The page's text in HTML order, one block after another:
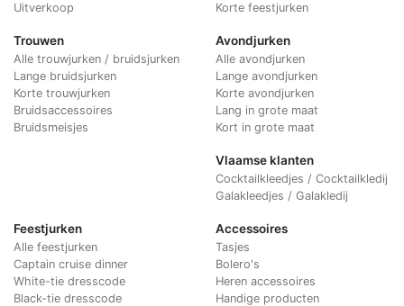
Uitverkoop
Trouwen
Alle trouwjurken / bruidsjurken
Lange bruidsjurken
Korte trouwjurken
Bruidsaccessoires
Bruidsmeisjes
Korte feestjurken
Avondjurken
Alle avondjurken
Lange avondjurken
Korte avondjurken
Lang in grote maat
Kort in grote maat
Vlaamse klanten
Cocktailkleedjes / Cocktailkledij
Galakleedjes / Galakledij
Feestjurken
Alle feestjurken
Captain cruise dinner
White-tie dresscode
Black-tie dresscode
Accessoires
Tasjes
Bolero's
Heren accessoires
Handige producten